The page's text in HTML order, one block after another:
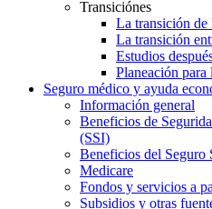
Transiciónes
La transición de
La transición
Estudios
Planeación
Seguro médico y ayuda
Información general
Beneficios de
(SSI)
Beneficios del Seguro
Medicare
Fondos y servicios a
Subsidios y otras